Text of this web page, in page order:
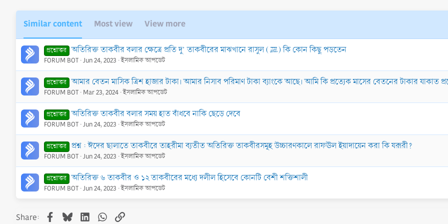
Similar content Most view View more
প্রশ্নোত্তর অতিরিক্ত তাকবীর বলার ক্ষেত্রে প্রতি দু’ তাকবীরের মাঝখানে রাসুল (ﷺ) কি কোন কিছু পড়তেন
FORUM BOT Jun 24, 2023 ইসলামিক আপডেট
প্রশ্নোত্তর আমার বেতন মাসিক ত্রিশ হাজার টাকা। আমার নিসাব পরিমাণ টাকা ব্যাংকে আছে। আমি কি প্রত্যেক মাসের বেতনের টাকার যাকাত
FORUM BOT Mar 23, 2024 ইসলামিক আপডেট
প্রশ্নোত্তর অতিরিক্ত তাকবীর বলার সময় হাত বাঁধবে নাকি ছেড়ে দেবে
FORUM BOT Jun 24, 2023 ইসলামিক আপডেট
প্রশ্নোত্তর প্রশ্ন : ঈদের ছালাতে তাকবীরে তাহরীমা ব্যতীত অতিরিক্ত তাকবীরসমূহ উচ্চারণকালে রাফঊল ইয়াদায়েন করা কি যরূরী?
FORUM BOT Jun 24, 2023 ইসলামিক আপডেট
প্রশ্নোত্তর অতিরিক্ত ৬ তাকবীর ও ১২ তাকবীরের মধ্যে দলীল হিসেবে কোনটি বেশী শক্তিশালী
FORUM BOT Jun 24, 2023 ইসলামিক আপডেট
Share: Facebook
BlueskyLinkedInWhatsApp
Link